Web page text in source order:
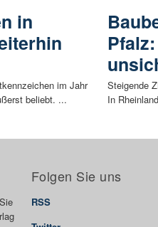
in
im Jahr
beliebt. ...
Steigende
In
Folgen Sie uns
RSS